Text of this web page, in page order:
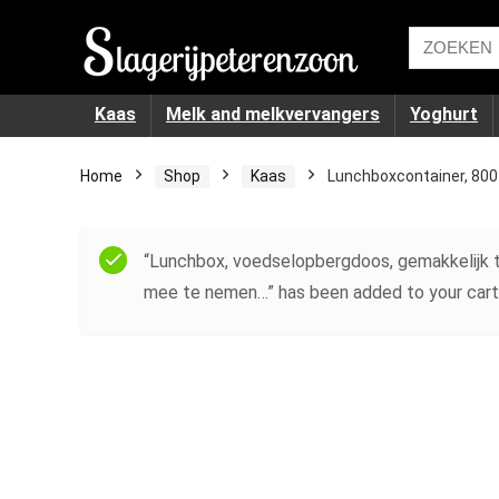
Kaas Melk and melkvervangers Yoghurt
Home Shop Kaas Lunchboxcontainer,
“Lunchbox, voedselopbergdoos,
mee te nemen…” has been added to your